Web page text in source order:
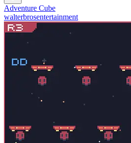
Adventure Cube
walterbrosentertainment